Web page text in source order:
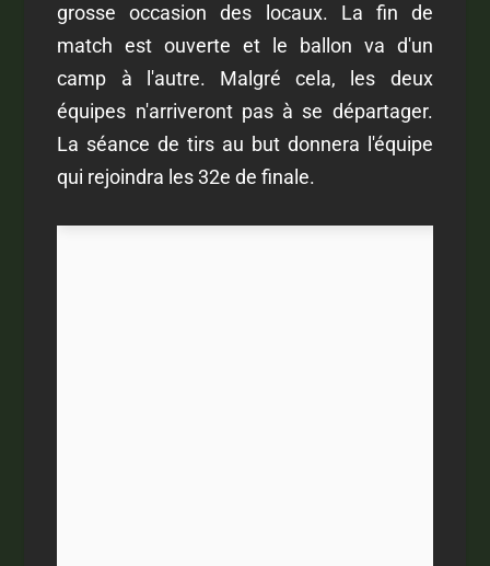
grosse occasion des locaux. La fin de
match est ouverte et le ballon va d'un
camp à l'autre. Malgré cela, les deux
équipes n'arriveront pas à se départager.
La séance de tirs au but donnera l'équipe
qui rejoindra les 32e de finale.